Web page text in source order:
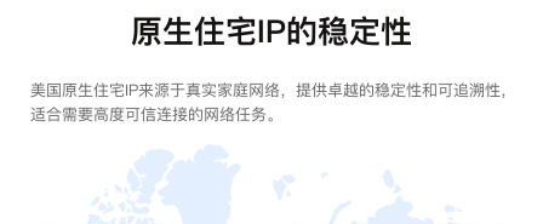
原生住宅IP的稳定性
美国原生住宅IP来源于真实家庭网络，提供卓越的稳定性和可追溯性，
适合需要高度可信连接的网络任务。